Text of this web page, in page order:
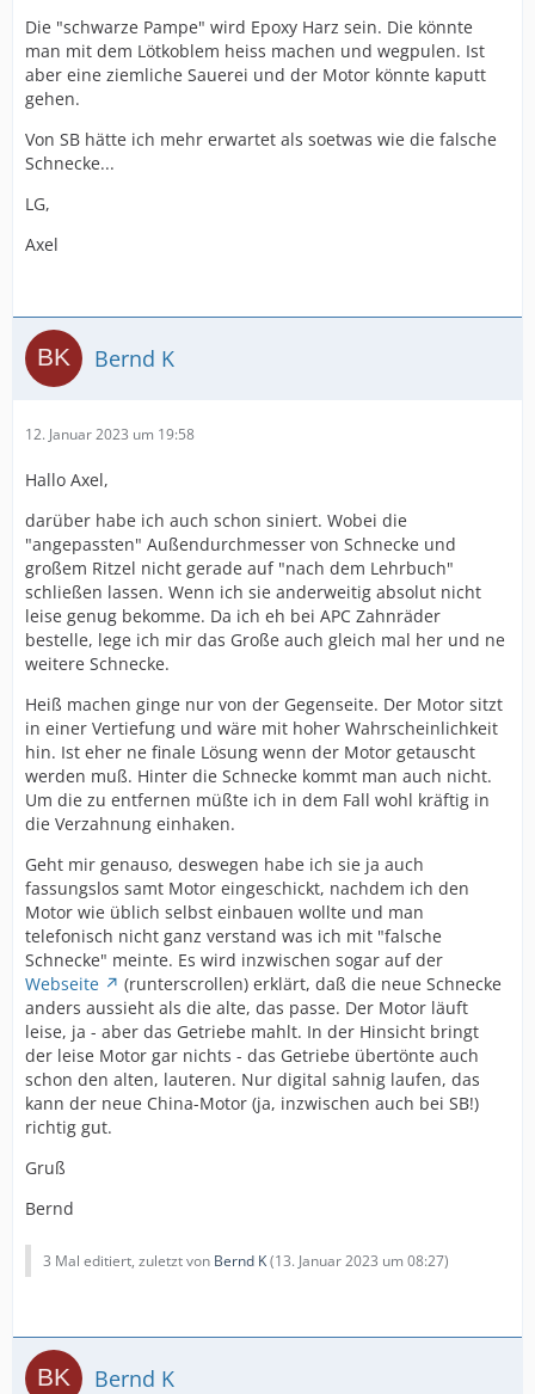
Die "schwarze Pampe" wird Epoxy Harz sein. Die könnte
man mit dem Lötkoblem heiss machen und wegpulen. Ist
aber eine ziemliche Sauerei und der Motor könnte kaputt
gehen.
Von SB hätte ich mehr erwartet als soetwas wie die falsche
Schnecke...
LG,
Axel
Bernd K
12. Januar 2023 um 19:58
Hallo Axel,
darüber habe ich auch schon siniert. Wobei die
"angepassten" Außendurchmesser von Schnecke und
großem Ritzel nicht gerade auf "nach dem Lehrbuch"
schließen lassen. Wenn ich sie anderweitig absolut nicht
leise genug bekomme. Da ich eh bei APC Zahnräder
bestelle, lege ich mir das Große auch gleich mal her und ne
weitere Schnecke.
Heiß machen ginge nur von der Gegenseite. Der Motor sitzt
in einer Vertiefung und wäre mit hoher Wahrscheinlichkeit
hin. Ist eher ne finale Lösung wenn der Motor getauscht
werden muß. Hinter die Schnecke kommt man auch nicht.
Um die zu entfernen müßte ich in dem Fall wohl kräftig in
die Verzahnung einhaken.
Geht mir genauso, deswegen habe ich sie ja auch
fassungslos samt Motor eingeschickt, nachdem ich den
Motor wie üblich selbst einbauen wollte und man
telefonisch nicht ganz verstand was ich mit "falsche
Schnecke" meinte. Es wird inzwischen sogar auf der
Webseite
(runterscrollen) erklärt, daß die neue Schnecke
anders aussieht als die alte, das passe. Der Motor läuft
leise, ja - aber das Getriebe mahlt. In der Hinsicht bringt
der leise Motor gar nichts - das Getriebe übertönte auch
schon den alten, lauteren. Nur digital sahnig laufen, das
kann der neue China-Motor (ja, inzwischen auch bei SB!)
richtig gut.
Gruß
Bernd
3 Mal editiert, zuletzt von Bernd K(13. Januar 2023 um 08:27)
Bernd K